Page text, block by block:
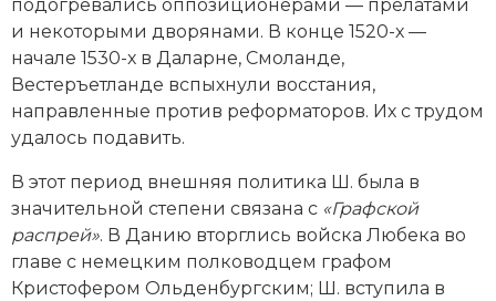
подогревались оппозиционерами — прелатами
и некоторыми дворянами. В конце 1520-х —
начале 1530-х в Даларне, Смоланде,
Вестеръетланде вспыхнули восстания,
направленные против реформаторов. Их с трудом
удалось подавить.
В этот период внешняя политика Ш. была в
значительной степени связана с «Графской
распрей». В Данию вторглись вой­ска Любека во
главе с немецким полководцем графом
Кристофером Ольденбургским; Ш. вступила в